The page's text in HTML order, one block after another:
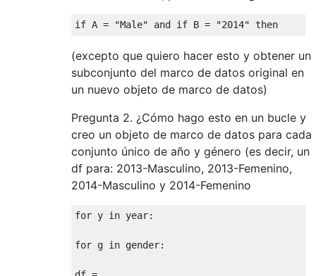
if A = "Male" and if B = "2014" then
(excepto que quiero hacer esto y obtener un
subconjunto del marco de datos original en
un nuevo objeto de marco de datos)
Pregunta 2. ¿Cómo hago esto en un bucle y
creo un objeto de marco de datos para cada
conjunto único de año y género (es decir, un
df para: 2013-Masculino, 2013-Femenino,
2014-Masculino y 2014-Femenino
for y in year:
for g in gender: